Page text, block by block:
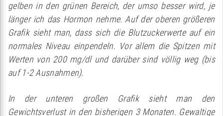
gelben in den grünen Bereich, der umso besser wird, je
länger ich das Hormon nehme. Auf der oberen größeren
Grafik sieht man, dass sich die Blutzuckerwerte auf ein
normales Niveau einpendeln. Vor allem die Spitzen mit
Werten von 200 mg/dl und darüber sind völlig weg (bis
auf 1-2 Ausnahmen).
In der unteren großen Grafik sieht man den
Gewichtsverlust in den bisherigen 3 Monaten. Gewaltige